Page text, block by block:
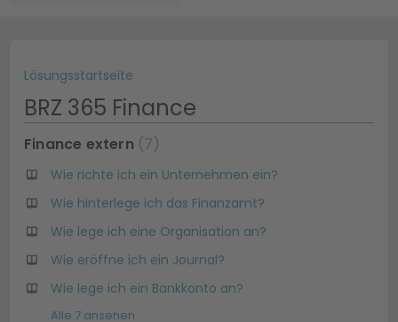
Lösungsstartseite
BRZ 365 Finance
Finance extern 7
Wie richte ich ein Unternehmen ein?
Wie hinterlege ich das Finanzamt?
Wie lege ich eine Organisation an?
Wie eröffne ich ein Journal?
Wie lege ich ein Bankkonto an?
Alle 7 ansehen